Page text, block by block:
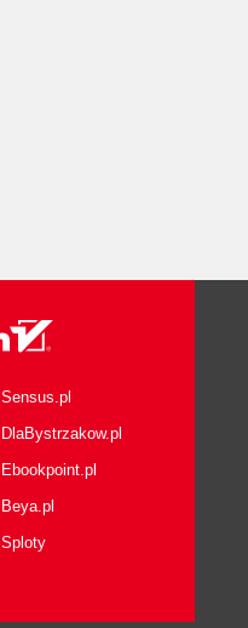
Sensus.pl
DlaBystrzakow.pl
Ebookpoint.pl
Beya.pl
Sploty